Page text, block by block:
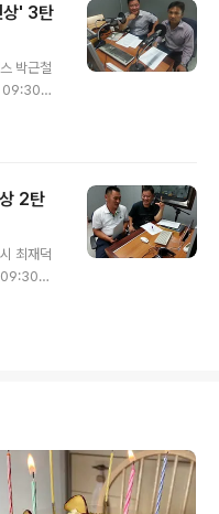
상' 3탄
박근철
09:30본
2탄
최재덕
09:30본